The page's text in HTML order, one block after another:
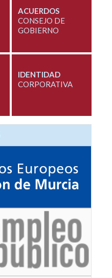
ACUERDOS
CONSEJO DE
GOBIERNO
IDENTIDAD
CORPORATIVA